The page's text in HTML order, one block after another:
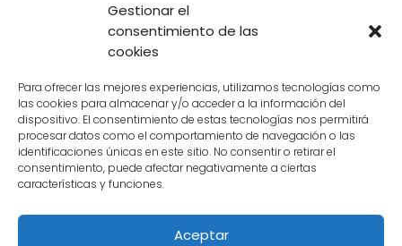
Gestionar el
consentimiento de las
cookies
Para ofrecer las mejores experiencias, utilizamos tecnologías como
las cookies para almacenar y/o acceder a la información del
dispositivo. El consentimiento de estas tecnologías nos permitirá
procesar datos como el comportamiento de navegación o las
identificaciones únicas en este sitio. No consentir o retirar el
consentimiento, puede afectar negativamente a ciertas
características y funciones.
Aceptar
Empresas de transporte
Moreno, CEO de Ontime, gana el premio Emprendedor del Año
Aviso legal
Política de Cookies
Política de Privacidad